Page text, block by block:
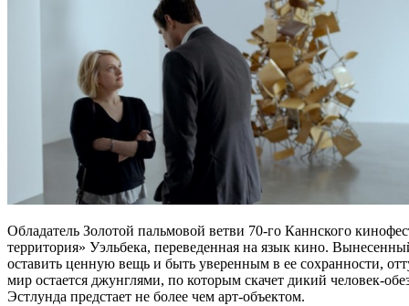
Обладатель Золотой пальмовой ветви 70-го Каннского
территория» Уэльбека, переведенная на язык кино.
оставить ценную вещь и быть уверенным в ее сохранности,
мир остается джунглями, по которым скачет дикий человек-
Эстлунда предстает не более чем арт-объектом.